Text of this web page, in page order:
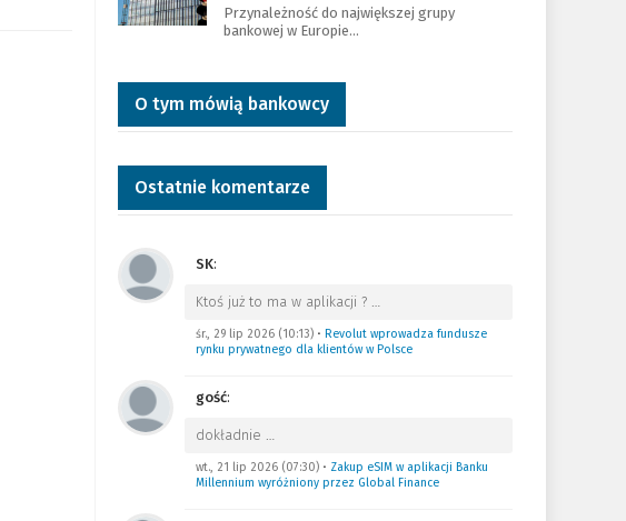
Przynależność do największej grupy
bankowej w Europie…
O tym mówią bankowcy
Ostatnie komentarze
SK:
Ktoś już to ma w aplikacji ? …
śr., 29 lip 2026 (10:13)• Revolut wprowadza fundusze
rynku prywatnego dla klientów w Polsce
gość:
dokładnie …
wt., 21 lip 2026 (07:30)• Zakup eSIM w aplikacji Banku
Millennium wyróżniony przez Global Finance